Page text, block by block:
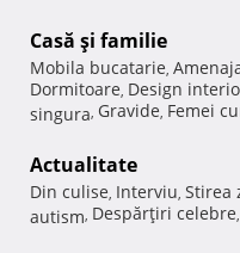
Casă şi familie
Mobila bucatarie,
Dormitoare, Design
singura, Gravide, Femei
Actualitate
Din culise, Interviu, Stirea
autism, Despărţiri celebre,